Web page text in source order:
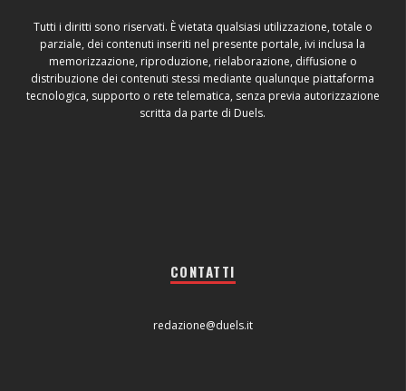
Tutti i diritti sono riservati. È vietata qualsiasi utilizzazione, totale o
parziale, dei contenuti inseriti nel presente portale, ivi inclusa la
memorizzazione, riproduzione, rielaborazione, diffusione o
distribuzione dei contenuti stessi mediante qualunque piattaforma
tecnologica, supporto o rete telematica, senza previa autorizzazione
scritta da parte di Duels.
CONTATTI
redazione@duels.it